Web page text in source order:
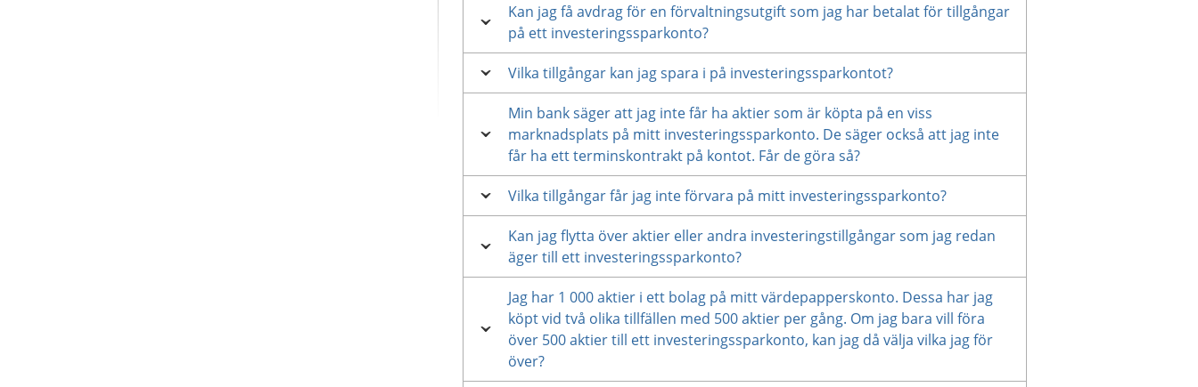
Kan jag få avdrag för en förvaltningsutgift som jag har betalat för tillgångar
på ett investeringssparkonto?
Vilka tillgångar kan jag spara i på investeringssparkontot?
Min bank säger att jag inte får ha aktier som är köpta på en viss
marknadsplats på mitt investeringssparkonto. De säger också att jag inte
får ha ett terminskontrakt på kontot. Får de göra så?
Vilka tillgångar får jag inte förvara på mitt investeringssparkonto?
Kan jag flytta över aktier eller andra investeringstillgångar som jag redan
äger till ett investeringssparkonto?
Jag har 1 000 aktier i ett bolag på mitt värdepapperskonto. Dessa har jag
köpt vid två olika tillfällen med 500 aktier per gång. Om jag bara vill föra
över 500 aktier till ett investeringssparkonto, kan jag då välja vilka jag för
över?